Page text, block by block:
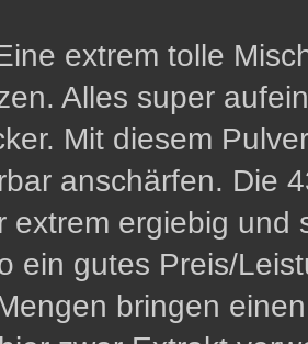
extrem tolle
Alles super
Mit diesem
anschärfen. Die
extrem ergiebig und
ein gutes Preis/
bringen